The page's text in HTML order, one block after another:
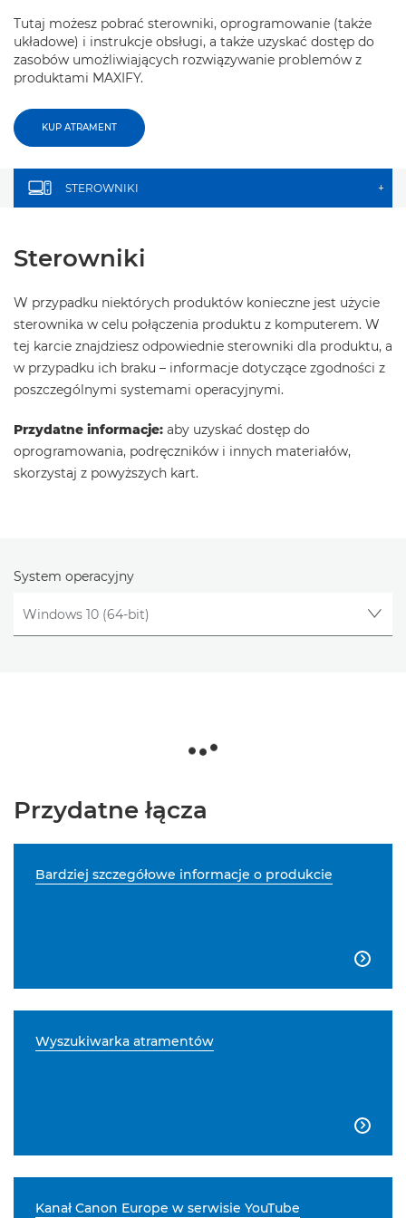
Tutaj możesz pobrać sterowniki, oprogramowanie (także
układowe) i instrukcje obsługi, a także uzyskać dostęp do
zasobów umożliwiających rozwiązywanie problemów z
produktami MAXIFY.
KUP ATRAMENT
STEROWNIKI +
Sterowniki
W przypadku niektórych produktów konieczne jest użycie
sterownika w celu połączenia produktu z komputerem. W
tej karcie znajdziesz odpowiednie sterowniki dla produktu, a
w przypadku ich braku – informacje dotyczące zgodności z
poszczególnymi systemami operacyjnymi.
Przydatne informacje: aby uzyskać dostęp do
oprogramowania, podręczników i innych materiałów,
skorzystaj z powyższych kart.
System operacyjny
Przydatne łącza
Bardziej szczegółowe informacje o produkcie

Wyszukiwarka atramentów

Kanał Canon Europe w serwisie YouTube